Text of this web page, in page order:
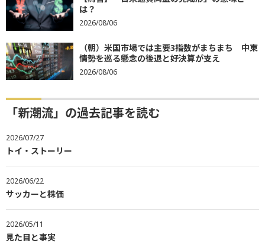
は？
2026/08/06
（朝）米国市場では主要3指数がまちまち 中東
情勢を巡る懸念の後退と好決算が支え
2026/08/06
「新潮流」の過去記事を読む
2026/07/27
トイ・ストーリー
2026/06/22
サッカーと株価
2026/05/11
見た目と事実